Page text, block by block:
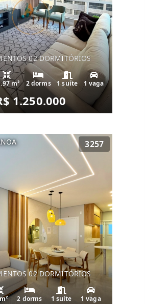
02 DORMITÓRIOS
m² 2 dorms 1 suíte 1 vaga
1.250.000
3257
02 DORMITÓRIOS
2 dorms 1 suíte 1 vaga